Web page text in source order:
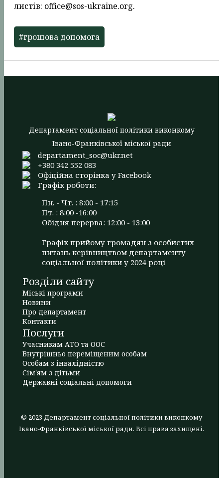
листів: office@sos-ukraine.org.
#грошова допомога
Департамент соціальної політики виконкому
Івано-Франківської міської ради
departament_soc@ukr.net
+380 342 552 083
Офіційна сторінка у Facebook
Графік роботи:
Пн. - Чт. : 8:00 - 17:15
Пт. : 8:00 -16:00
Обідня перерва: 12:00 - 13:00
Графік прийому громадян з особистих
питань керівництвом департаменту
соціальної політики у 2024 році
Розділи сайту
Міські програми
Новини
Про департамент
Контакти
Послуги
Учасникам АТО та ООС
Внутрішньо переміщеним особам
Особам з інвалідністю
Сім'ям з дітьми
Державні соціальні допомоги
© 2023 Департамент соціальної політики виконкому
Івано-Франківської міської ради. Всі права захищені.